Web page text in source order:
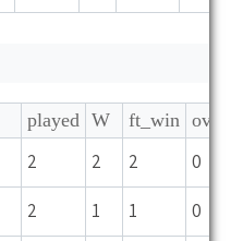
played W ft_win
2 2 2 0
2 1 1 0